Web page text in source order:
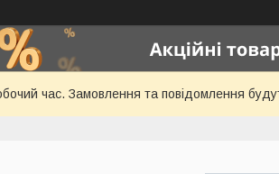
час. Замовлення та повідомлення